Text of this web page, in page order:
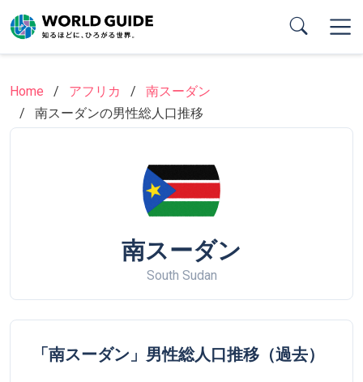
to
main
Home
アフリカ
南スーダン
南スーダンの男性総人口推移
南スーダン
South Sudan
「南スーダン」男性総人口推移（過去）